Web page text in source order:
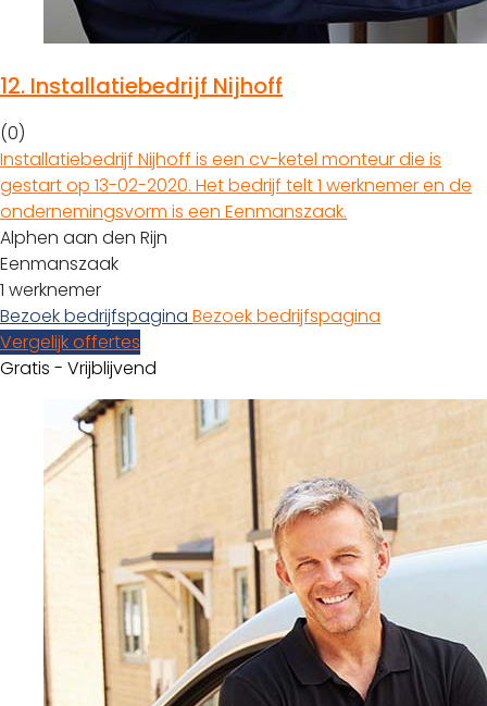
12. Installatiebedrijf Nijhoff
(0)
Installatiebedrijf Nijhoff is een cv-ketel monteur die is
gestart op 13-02-2020. Het bedrijf telt 1 werknemer en de
ondernemingsvorm is een Eenmanszaak.
Alphen aan den Rijn
Eenmanszaak
1 werknemer
Bezoek bedrijfspagina Bezoek bedrijfspagina
Vergelijk offertes
Gratis - Vrijblijvend